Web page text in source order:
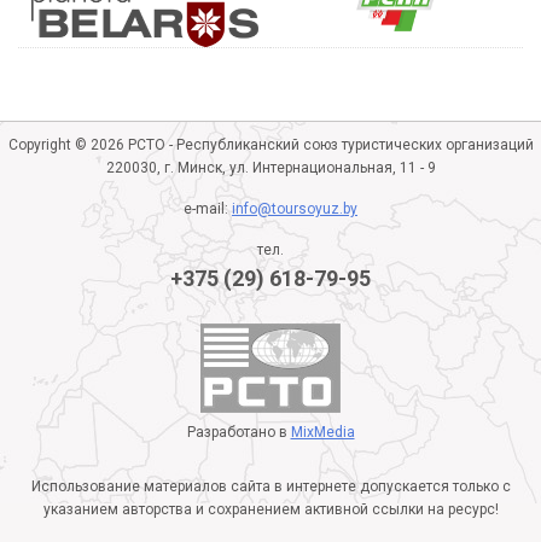
Copyright © 2026 РСТО - Республиканский союз туристических организаций
220030, г. Минск, ул. Интернациональная, 11 - 9
e-mail:info@toursoyuz.by
тел.
+375 (29) 618-79-95
Разработано в MixMedia
Использование материалов сайта в интернете допускается только с
указанием авторства и сохранением активной ссылки на ресурс!